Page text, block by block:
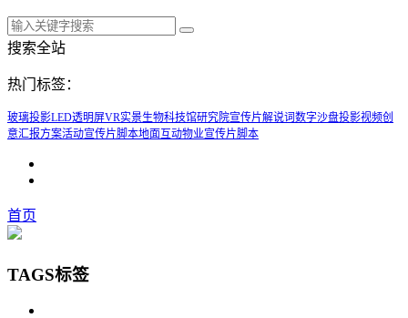
搜索全站
热门标签：
玻璃投影LED透明屏VR实景生物科技馆研究院宣传片解说词数字沙盘投影视频创
意汇报方案活动宣传片脚本地面互动物业宣传片脚本
首页
TAGS标签